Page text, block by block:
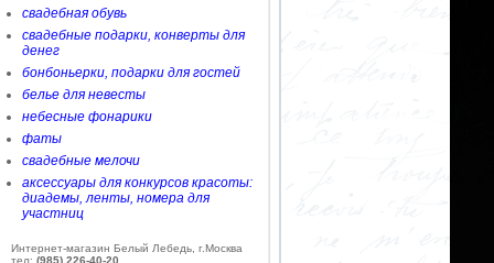
свадебная обувь
свадебные подарки, конверты для
денег
бонбоньерки, подарки для гостей
белье для невесты
небесные фонарики
фаты
свадебные мелочи
аксессуары для конкурсов красоты:
диадемы, ленты, номера для
участниц
Интернет-магазин Белый Лебедь, г.Москва
тел: (985) 226-40-20